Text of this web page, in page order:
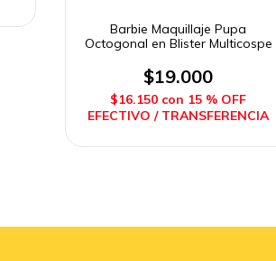
Barbie Maquillaje Pupa
Octogonal en Blister Multicospe
$19.000
$16.150 con 15 % OFF
EFECTIVO / TRANSFERENCIA